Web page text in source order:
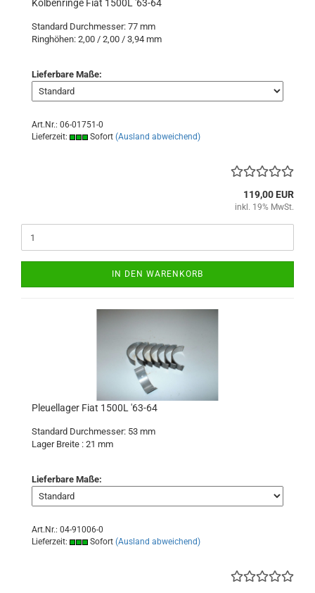
Kolbenringe Fiat 1500L '63-64
Standard Durchmesser: 77 mm
Ringhöhen: 2,00 / 2,00 / 3,94 mm
Lieferbare Maße:
Art.Nr.: 06-01751-0
Lieferzeit:
Sofort (Ausland abweichend)
119,00 EUR
inkl. 19% MwSt.
IN DEN WARENKORB
Pleuellager Fiat 1500L '63-64
Standard Durchmesser: 53 mm
Lager Breite : 21 mm
Lieferbare Maße:
Art.Nr.: 04-91006-0
Lieferzeit:
Sofort (Ausland abweichend)